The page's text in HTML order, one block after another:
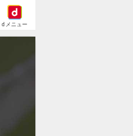
dメニュー